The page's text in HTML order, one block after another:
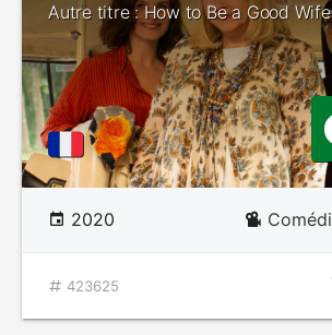
Autre titre : How to Be a Good Wife
2020
423625